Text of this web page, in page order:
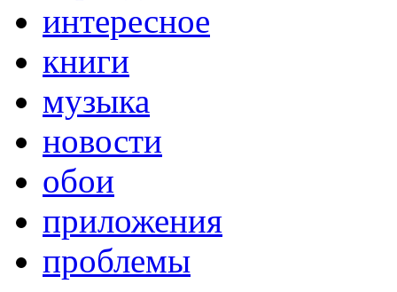
интересное
книги
музыка
новости
обои
приложения
проблемы